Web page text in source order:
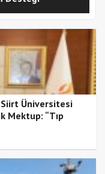
Siirt Üniversitesi
Mektup: “Tıp